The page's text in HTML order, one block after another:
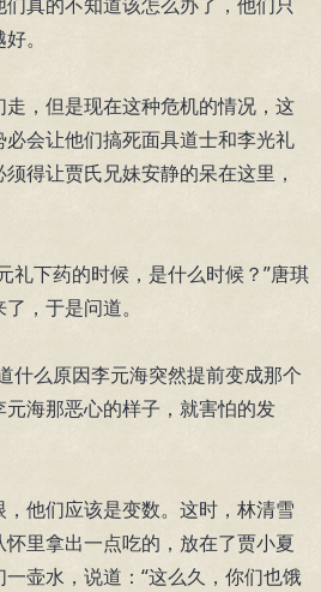
。
，但是现在这种危机的情况，这
会让他们搞死面具道士和李光礼
得让贾氏兄妹安静的呆在这里，
礼下药的时候，是什么时候？”唐琪
，于是问道。
什么原因李元海突然提前变成那个
海那恶心的样子，就害怕的发
他们应该是变数。这时，林清雪
里拿出一点吃的，放在了贾小夏
壶水，说道：“这么久，你们也饿